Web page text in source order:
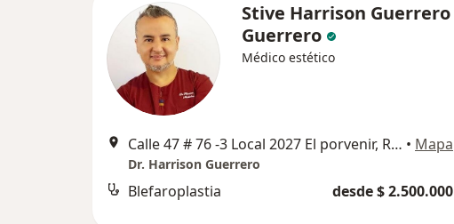
Stive Harrison Guerrero
Guerrero
Médico estético
Calle 47 # 76 -3 Local 2027 El porvenir, Rionegro. Ant., Rionegro • Mapa
Dr. Harrison Guerrero
Blefaroplastia desde $ 2.500.000